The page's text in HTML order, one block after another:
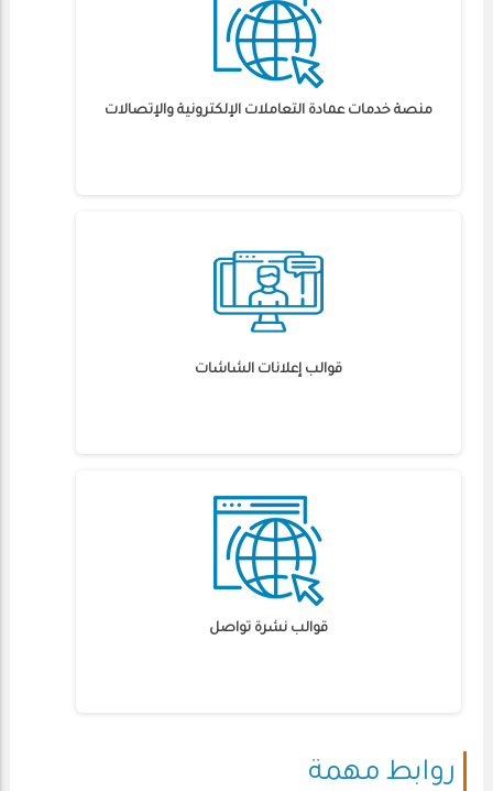
منصة خدمات عمادة التعاملات الإلكترونية والإتصالات
قوالب إعلانات الشاشات
قوالب نشرة تواصل
روابط مهمة